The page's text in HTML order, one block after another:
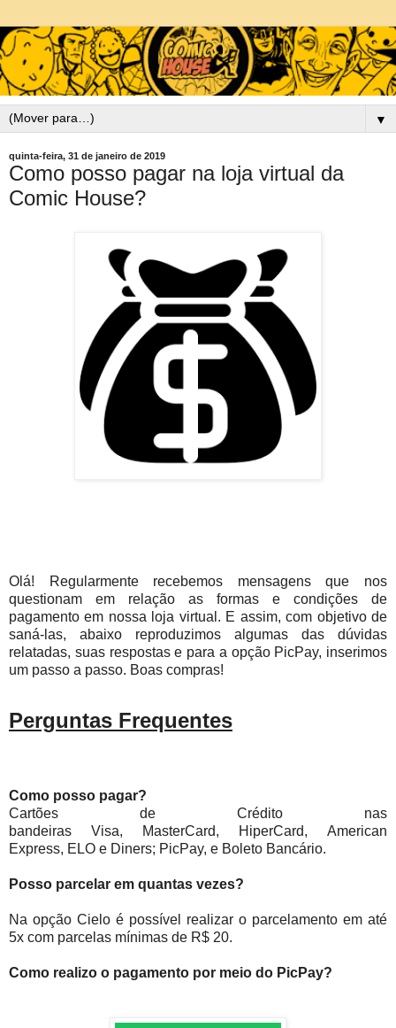
▼
quinta-feira, 31 de janeiro de 2019
Como posso pagar na loja virtual da
Comic House?
Olá! Regularmente recebemos mensagens que nos
questionam em relação as formas e condições de
pagamento em nossa loja virtual. E assim, com objetivo de
saná-las, abaixo reproduzimos algumas das dúvidas
relatadas, suas respostas e para a opção PicPay, inserimos
um passo a passo. Boas compras!
Perguntas Frequentes
Como posso pagar?
Cartões de Crédito nas
bandeiras Visa, MasterCard, HiperCard, American
Express, ELO e Diners; PicPay, e Boleto Bancário.
Posso parcelar em quantas vezes?
Na opção Cielo é possível realizar o parcelamento em até
5x com parcelas mínimas de R$ 20.
Como realizo o pagamento por meio do PicPay?